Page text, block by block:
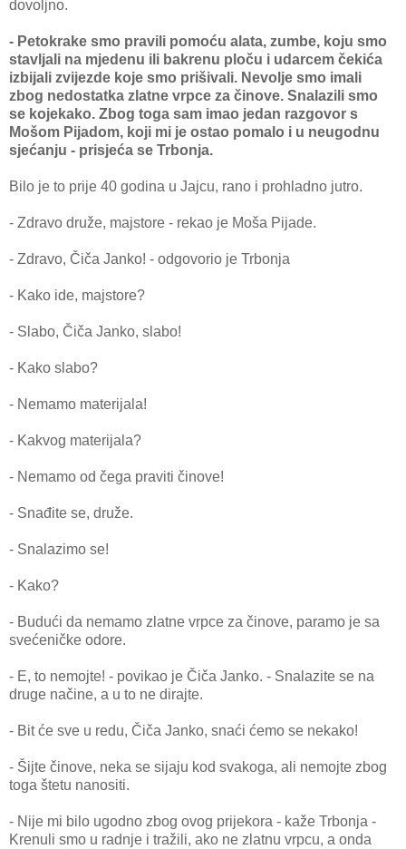
dovoljno.
- Petokrake smo pravili pomoću alata, zumbe, koju smo
stavljali na mjedenu ili bakrenu ploču i udarcem čekića
izbijali zvijezde koje smo prišivali. Nevolje smo imali
zbog nedostatka zlatne vrpce za činove. Snalazili smo
se kojekako. Zbog toga sam imao jedan razgovor s
Mošom Pijadom, koji mi je ostao pomalo i u neugodnu
sjećanju - prisjeća se Trbonja.
Bilo je to prije 40 godina u Jajcu, rano i prohladno jutro.
- Zdravo druže, majstore - rekao je Moša Pijade.
- Zdravo, Čiča Janko! - odgovorio je Trbonja
- Kako ide, majstore?
- Slabo, Čiča Janko, slabo!
- Kako slabo?
- Nemamo materijala!
- Kakvog materijala?
- Nemamo od čega praviti činove!
- Snađite se, druže.
- Snalazimo se!
- Kako?
- Budući da nemamo zlatne vrpce za činove, paramo je sa
svećeničke odore.
- E, to nemojte! - povikao je Čiča Janko. - Snalazite se na
druge načine, a u to ne dirajte.
- Bit će sve u redu, Čiča Janko, snaći ćemo se nekako!
- Šijte činove, neka se sijaju kod svakoga, ali nemojte zbog
toga štetu nanositi.
- Nije mi bilo ugodno zbog ovog prijekora - kaže Trbonja -
Krenuli smo u radnje i tražili, ako ne zlatnu vrpcu, a onda